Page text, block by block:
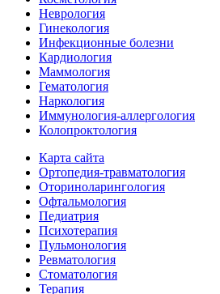
Неврология
Гинекология
Инфекционные болезни
Кардиология
Маммология
Гематология
Наркология
Иммунология-аллергология
Колопроктология
Карта сайта
Ортопедия-травматология
Оториноларингология
Офтальмология
Педиатрия
Психотерапия
Пульмонология
Ревматология
Стоматология
Терапия